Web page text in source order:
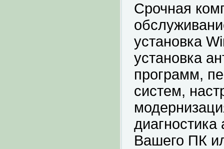
Срочная
установка
установка
программ,
систем,
Вашего ПК